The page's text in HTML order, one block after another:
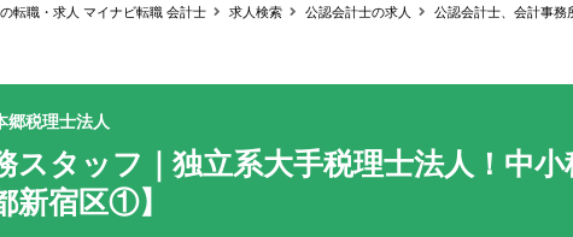
ス紹介
よくあるご質問 キャリアアドバイザー
立ち情報
はじめての転職の方へ USCPAの転職
情報
試験科目一覧 会計士が活
情報
公認会計士試験合格
転職・求人 マイナビ転職 会計士 求人検索 公認会計士の求人 公認会計士、会計事務
郷税理士法人
スタッフ｜独立系大手税理士法人！中
新宿区①】